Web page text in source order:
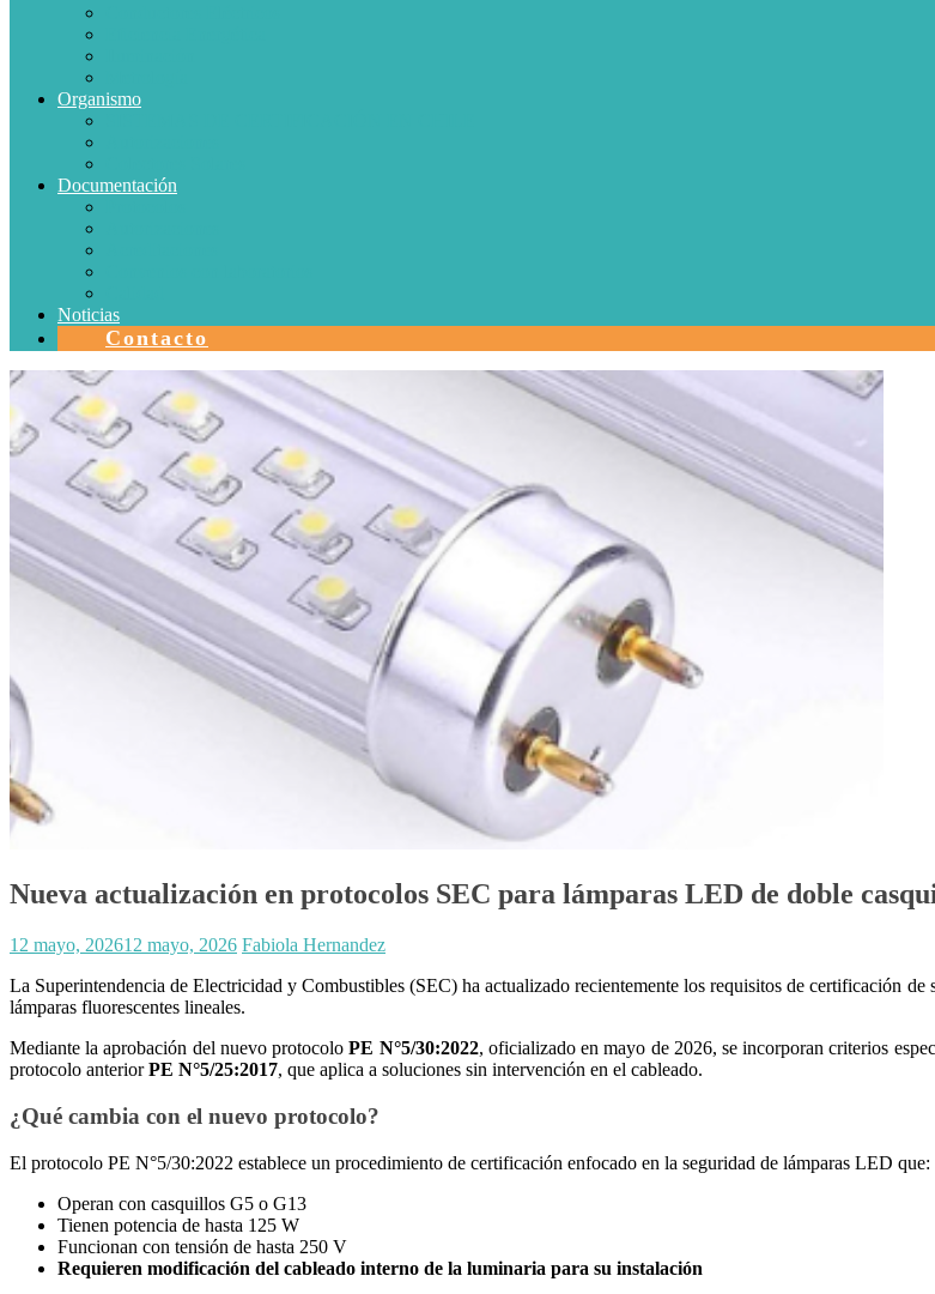
Organismo
Documentación
Noticias
Contacto
Nueva actualización en protocolos SEC para lámparas LED de doble
12 mayo, 202612 mayo, 2026 Fabiola Hernandez
La Superintendencia de Electricidad y Combustibles (SEC) ha actualizado recientemente los requisitos de certificación
lámparas fluorescentes lineales.
Mediante la aprobación del nuevo protocoloPE N°5/30:2022, oficializado en mayo de 2026, se incorporan criterios
protocolo anteriorPE N°5/25:2017, que aplica a soluciones sin intervención en el cableado.
¿Qué cambia con el nuevo protocolo?
El protocolo PE N°5/30:2022 establece un procedimiento de certificación enfocado en la seguridad de lámparas LED que:
Operan con casquillos G5 o G13
Tienen potencia de hasta 125 W
Funcionan con tensión de hasta 250 V
Requieren modificación del cableado interno de la luminaria para su instalación